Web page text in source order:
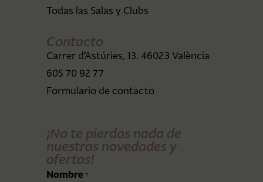
Todas las Salas y Clubs
Contacto
Carrer d’Astúries, 13. 46023 València
605 70 92 77
Formulario de contacto
¡No te pierdas nada de
nuestras novedades y
ofertas!
Nombre *